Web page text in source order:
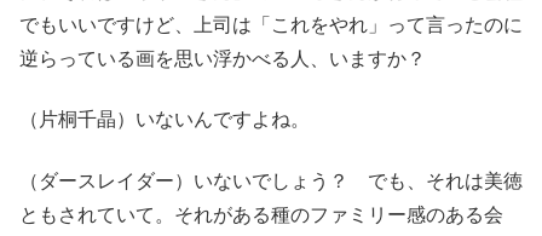
でもいいですけど、上司は「これをやれ」って言ったのに
逆らっている画を思い浮かべる人、いますか？
（片桐千晶）いないんですよね。
（ダースレイダー）いないでしょう？ でも、それは美徳
ともされていて。それがある種のファミリー感のある会